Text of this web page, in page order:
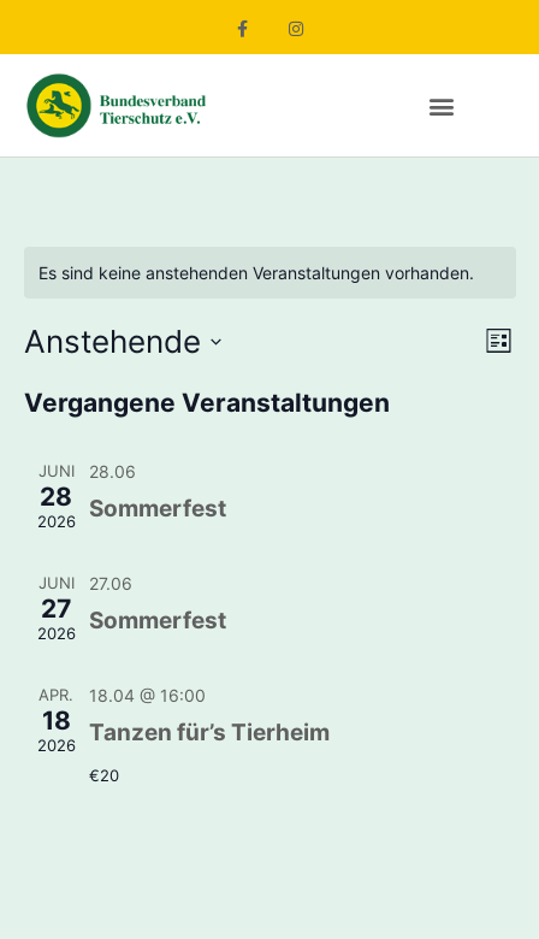
Es sind keine anstehenden Veranstaltungen vorhanden.
Liste
Anstehende
wählen.
Vergangene Veranstaltungen
JUNI
28
2026
28.06
Sommerfest
JUNI
27
2026
27.06
Sommerfest
APR.
18
2026
18.04 @ 16:00
Tanzen für’s Tierheim
€20